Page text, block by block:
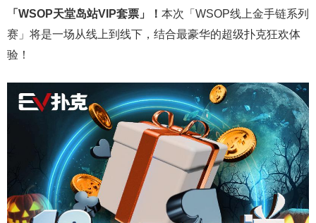
「WSOP天堂岛站VIP套票」！ 本次「WSOP线上金手链系列
赛」将是一场从线上到线下，结合最豪华的超级扑克狂欢体
验！